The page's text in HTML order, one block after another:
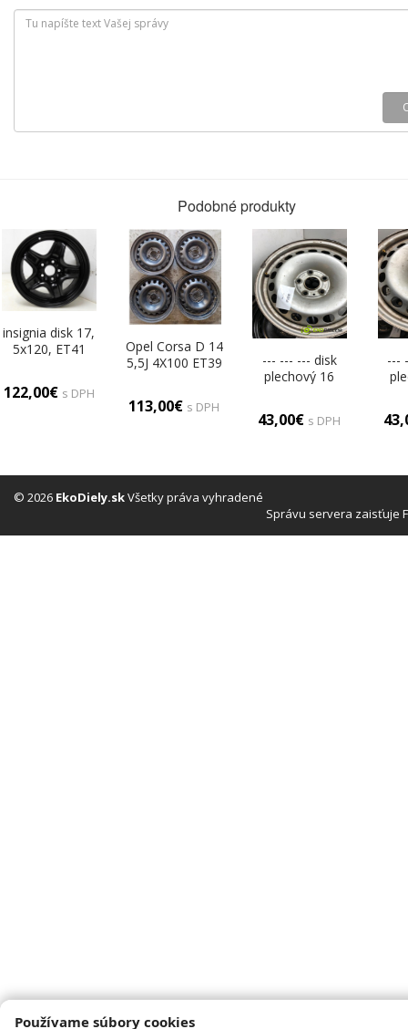
Podobné produkty
insignia disk 17,
5x120, ET41
122,00€ s DPH
Opel Corsa D 14
5,5J 4X100 ET39
113,00€ s DPH
--- --- --- disk
plechový 16
43,00€ s DPH
---
© 2026 EkoDiely.skVšetky práva vyhradené
Správu servera zaisťuje
Používame súbory cookies